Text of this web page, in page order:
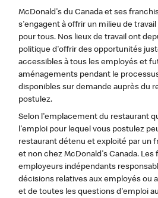
McDonald's du Canada et ses
s'engagent à offrir un milieu de
pour tous. Nos lieux de travail ont
politique d'offrir des opportunités
accessibles à tous les employés et
aménagements pendant le
disponibles sur demande auprès du
postulez.
Selon l'emplacement du restaurant
l'emploi pour lequel vous postulez
restaurant détenu et exploité par un
et non chez McDonald's Canada.
employeurs indépendants
décisions relatives aux employés ou
et de toutes les questions d'emploi